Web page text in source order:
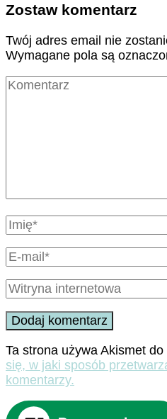
Zostaw komentarz
Twój adres email nie
Wymagane pola są
Ta strona używa Akismet
się, w jaki sposób
komentarzy.